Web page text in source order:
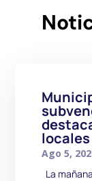
locales
Ago 5,
La